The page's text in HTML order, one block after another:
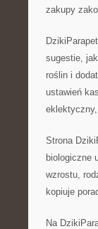
zakupy
sugestie,
roślin i
ustawień
Strona
biologiczne
wzrostu,
kopiuje
Na